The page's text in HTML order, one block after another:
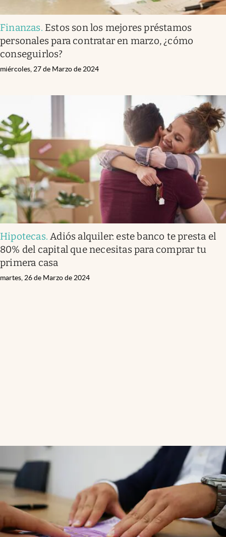
Finanzas. Estos son los mejores préstamos
personales para contratar en marzo, ¿cómo
conseguirlos?
miércoles, 27 de Marzo de 2024
Hipotecas.Adiós alquiler: este banco te presta el
80% del capital que necesitas para comprar tu
primera casa
martes, 26 de Marzo de 2024